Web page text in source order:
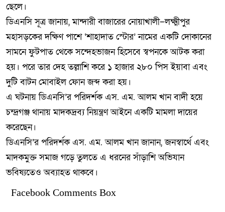
ছেলে।
ডিএনসি সূত্র জানায়, মান্দারী বাজারের নোয়াখালী–লক্ষ্মীপুর
মহাসড়কের দক্ষিণ পাশে ‘শাহাদাত স্টোর’ নামের একটি দোকানের
সামনে ফুটপাত থেকে সন্দেহভাজন হিসেবে স্বপনকে আটক করা
হয়। পরে তার দেহ তল্লাশি করে ১ হাজার ২৮০ পিস ইয়াবা এবং
দুটি বাটন মোবাইল ফোন জব্দ করা হয়।
এ ঘটনায় ডিএনসি’র পরিদর্শক এস. এম. আলম খান বাদী হয়ে
চন্দ্রগঞ্জ থানায় মাদকদ্রব্য নিয়ন্ত্রণ আইনে একটি মামলা দায়ের
করেছেন।
ডিএনসি’র পরিদর্শক এস. এম. আলম খান জানান, জনস্বার্থে এবং
মাদকমুক্ত সমাজ গড়ে তুলতে এ ধরনের সাঁড়াশি অভিযান
ভবিষ্যতেও অব্যাহত থাকবে।
Facebook Comments Box